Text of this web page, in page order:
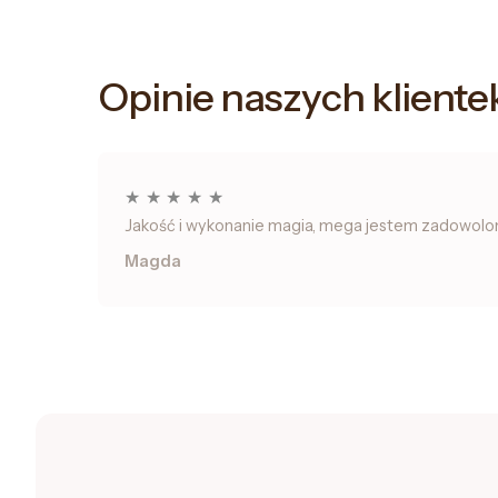
Opinie naszych
★ ★ ★ ★ ★
Jakość i wykonanie magia, mega jestem
Magda